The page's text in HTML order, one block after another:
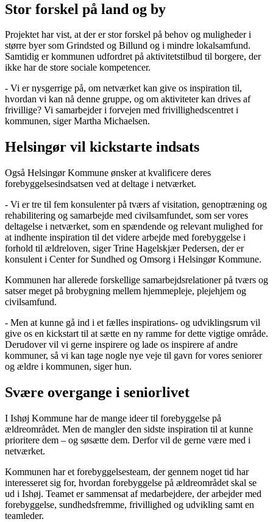
Stor forskel på land og by
Projektet har vist, at der er stor forskel på behov og muligheder i
større byer som Grindsted og Billund og i mindre lokalsamfund.
Samtidig er kommunen udfordret på aktivitetstilbud til borgere, der
ikke har de store sociale kompetencer.
- Vi er nysgerrige på, om netværket kan give os inspiration til,
hvordan vi kan nå denne gruppe, og om aktiviteter kan drives af
frivillige? Vi samarbejder i forvejen med frivillighedscentret i
kommunen, siger Martha Michaelsen.
Helsingør vil kickstarte indsats
Også Helsingør Kommune ønsker at kvalificere deres
forebyggelsesindsatsen ved at deltage i netværket.
- Vi er tre til fem konsulenter på tværs af visitation, genoptræning og
rehabilitering og samarbejde med civilsamfundet, som ser vores
deltagelse i netværket, som en spændende og relevant mulighed for
at indhente inspiration til det videre arbejde med forebyggelse i
forhold til ældreloven, siger Trine Hagelskjær Pedersen, der er
konsulent i Center for Sundhed og Omsorg i Helsingør Kommune.
Kommunen har allerede forskellige samarbejdsrelationer på tværs og
satser meget på brobygning mellem hjemmepleje, plejehjem og
civilsamfund.
- Men at kunne gå ind i et fælles inspirations- og udviklingsrum vil
give os en kickstart til at sætte en ny ramme for dette vigtige område.
Derudover vil vi gerne inspirere og lade os inspirere af andre
kommuner, så vi kan tage nogle nye veje til gavn for vores seniorer
og ældre i kommunen, siger hun.
Svære overgange i seniorlivet
I Ishøj Kommune har de mange ideer til forebyggelse på
ældreområdet. Men de mangler den sidste inspiration til at kunne
prioritere dem – og søsætte dem. Derfor vil de gerne være med i
netværket.
Kommunen har et forebyggelsesteam, der gennem noget tid har
interesseret sig for, hvordan forebyggelse på ældreområdet skal se
ud i Ishøj. Teamet er sammensat af medarbejdere, der arbejder med
forebyggelse, sundhedsfremme, frivillighed og udvikling samt en
teamleder.